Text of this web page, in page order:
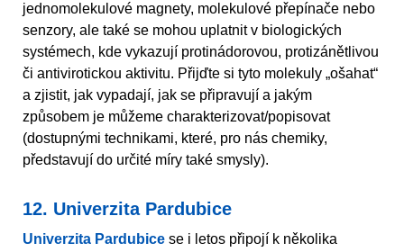
jednomolekulové magnety, molekulové přepínače nebo
senzory, ale také se mohou uplatnit v biologických
systémech, kde vykazují protinádorovou, protizánětlivou
či antivirotickou aktivitu. Přijďte si tyto molekuly „ošahat“
a zjistit, jak vypadají, jak se připravují a jakým
způsobem je můžeme charakterizovat/popisovat
(dostupnými technikami, které, pro nás chemiky,
představují do určité míry také smysly).
12. Univerzita Pardubice
Univerzita Pardubice se i letos připojí k několika